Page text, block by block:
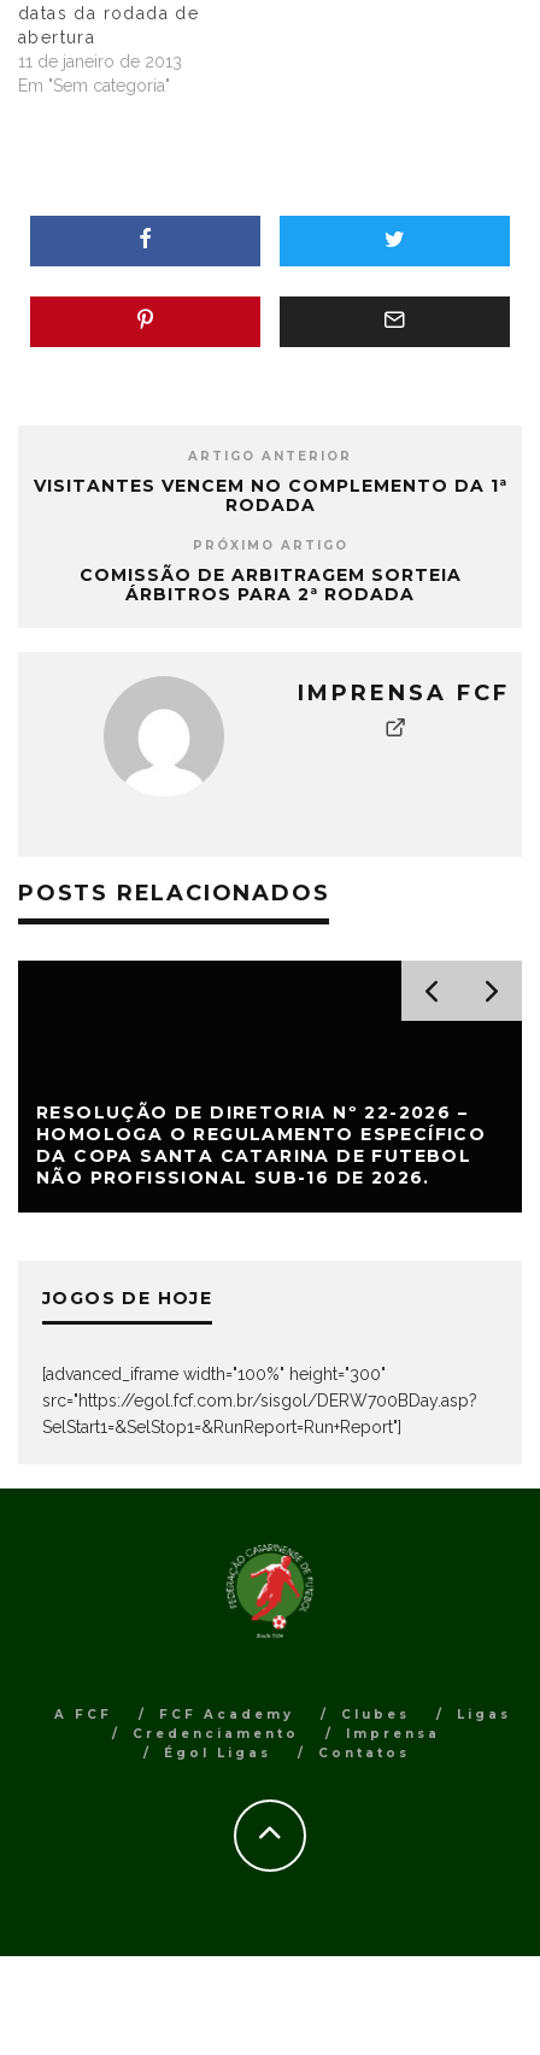
datas da rodada de
abertura
11 de janeiro de 2013
Em "Sem categoria"
ARTIGO ANTERIOR
VISITANTES VENCEM NO COMPLEMENTO DA 1ª
RODADA
PRÓXIMO ARTIGO
COMISSÃO DE ARBITRAGEM SORTEIA
ÁRBITROS PARA 2ª RODADA
IMPRENSA FCF
POSTS RELACIONADOS
RESOLUÇÃO DE DIRETORIA Nº 22-2026 –
HOMOLOGA O REGULAMENTO ESPECÍFICO
DA COPA SANTA CATARINA DE FUTEBOL
NÃO PROFISSIONAL SUB-16 DE 2026.
JOGOS DE HOJE
[advanced_iframe width="100%" height="300"
src="https://egol.fcf.com.br/sisgol/DERW700BDay.asp?
SelStart1=&SelStop1=&RunReport=Run+Report"]
A FCF FCF Academy Clubes
Ligas
Credenciamento
Imprensa
Égol Ligas
Contatos